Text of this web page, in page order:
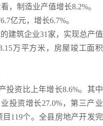
，制造业产值增长8.2%。
亿元，增长6.7%。
建筑企业31家，实现总产值
万平方米，房屋竣工面积
投资比上年增长8.6%。其中
投资增长27.0%，第三产业
目119个。全县房地产开发完